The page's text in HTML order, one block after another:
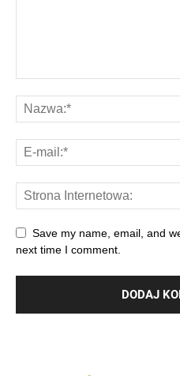
Save my name, email, and
next time I comment.